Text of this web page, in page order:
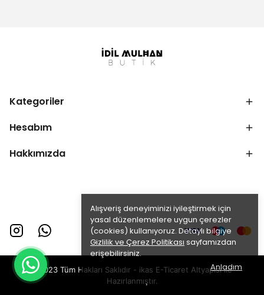
Alışveriş deneyiminizi iyileştirmek için
yasal düzenlemelere uygun çerezler
(cookies) kullanıyoruz. Detaylı bilgiye
Gizlilik ve Çerez Politikası sayfamızdan
erişebilirsiniz.
Anladım
Kategoriler
Hesabım
Hakkımızda
©2023 Tüm Hakları Saklıdır - ikas E-Ticaret Altyapısı ile
Hazırlanmıştır.